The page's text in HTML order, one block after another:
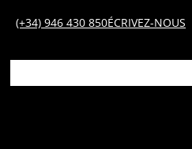
(+34) 946 430 850ÉCRIVEZ-NOUS